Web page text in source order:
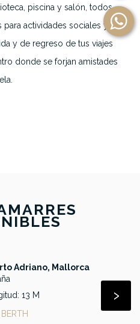
piscina y salón, todos
actividades sociales y
y de regreso de tus viajes
donde se forjan amistades
Adriano, Mallorca
13 M
›